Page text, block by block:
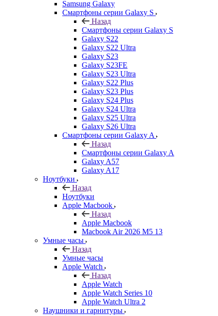
Samsung Galaxy
Смартфоны серии Galaxy S
Назад
Смартфоны серии Galaxy S
Galaxy S22
Galaxy S22 Ultra
Galaxy S23
Galaxy S23FE
Galaxy S23 Ultra
Galaxy S22 Plus
Galaxy S23 Plus
Galaxy S24 Plus
Galaxy S24 Ultra
Galaxy S25 Ultra
Galaxy S26 Ultra
Смартфоны серии Galaxy A
Назад
Смартфоны серии Galaxy A
Galaxy A57
Galaxy A17
Ноутбуки
Назад
Ноутбуки
Apple Macbook
Назад
Apple Macbook
Macbook Air 2026 M5 13
Умные часы
Назад
Умные часы
Apple Watch
Назад
Apple Watch
Apple Watch Series 10
Apple Watch Ultra 2
Наушники и гарнитуры